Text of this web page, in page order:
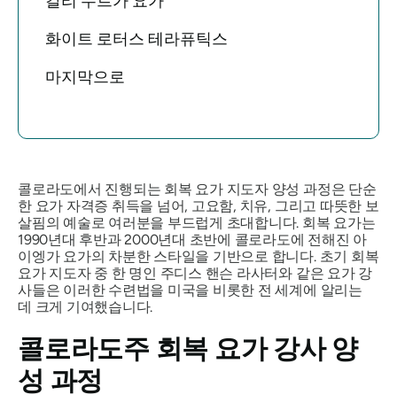
화이트 로터스 테라퓨틱스
마지막으로
콜로라도에서 진행되는 회복 요가 지도자 양성 과정은 단순
한 요가 자격증 취득을 넘어, 고요함, 치유, 그리고 따뜻한 보
살핌의 예술로 여러분을 부드럽게 초대합니다. 회복 요가는
1990년대 후반과 2000년대 초반에 콜로라도에 전해진 아
이엥가 요가의 차분한 스타일을 기반으로 합니다. 초기 회복
요가 지도자 중 한 명인 주디스 핸슨 라사터와 같은 요가 강
사들은 이러한 수련법을 미국을 비롯한 전 세계에 알리는
데 크게 기여했습니다.
콜로라도주 회복 요가 강사 양
성 과정